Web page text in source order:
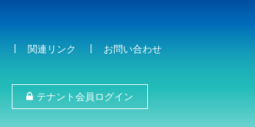
関連リンク お問い合わせ
テナント会員ログイン